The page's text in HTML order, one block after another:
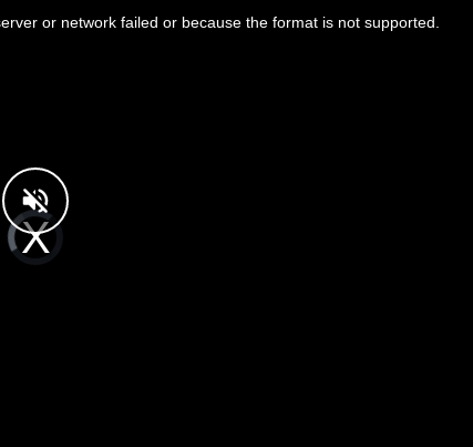
V
i
d
or network failed or because the format is not supported.